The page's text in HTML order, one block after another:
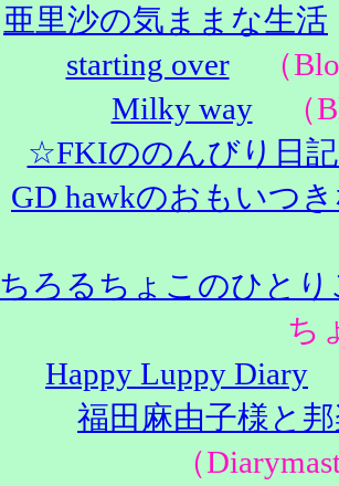
亜里沙の気ままな生活
starting over（
Milky way（
☆FKIののんびり日
GD hawkのおもいつ
ちろるちょこのひとり
ち
Happy Luppy Diary
福田麻由子様と
（